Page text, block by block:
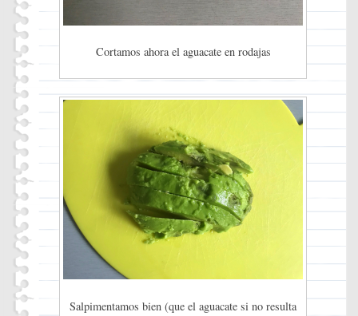
Cortamos ahora el aguacate en rodajas
Salpimentamos bien (que el aguacate si no resulta